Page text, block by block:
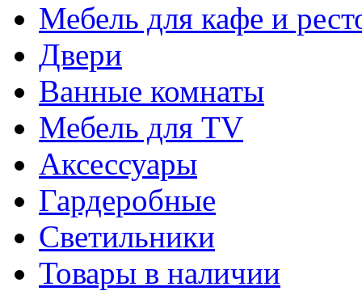
Мебель для кафе и
Двери
Ванные комнаты
Мебель для TV
Аксессуары
Гардеробные
Светильники
Товары в наличии